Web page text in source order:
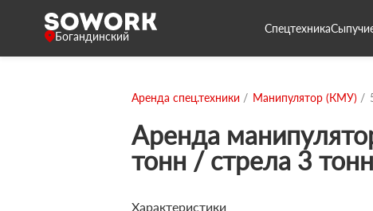
Богандинский
Спецтехника
Аренда спец.техники Манипулятор (КМУ)
Аренда
тонн / стрела 3
Характеристики